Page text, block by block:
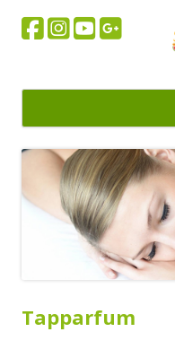
Skip
to
content
Tapparfum